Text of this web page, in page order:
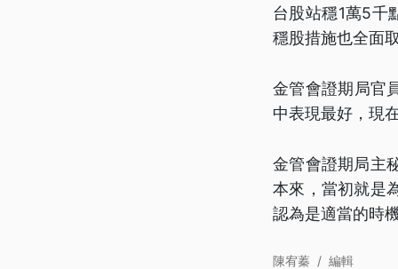
台股站穩1萬5千
穩股措施也全面
金管會證期局官
中表現最好，現
金管會證期局主
本來，當初就是
認為是適當的時
陳宥蓁 / 編輯